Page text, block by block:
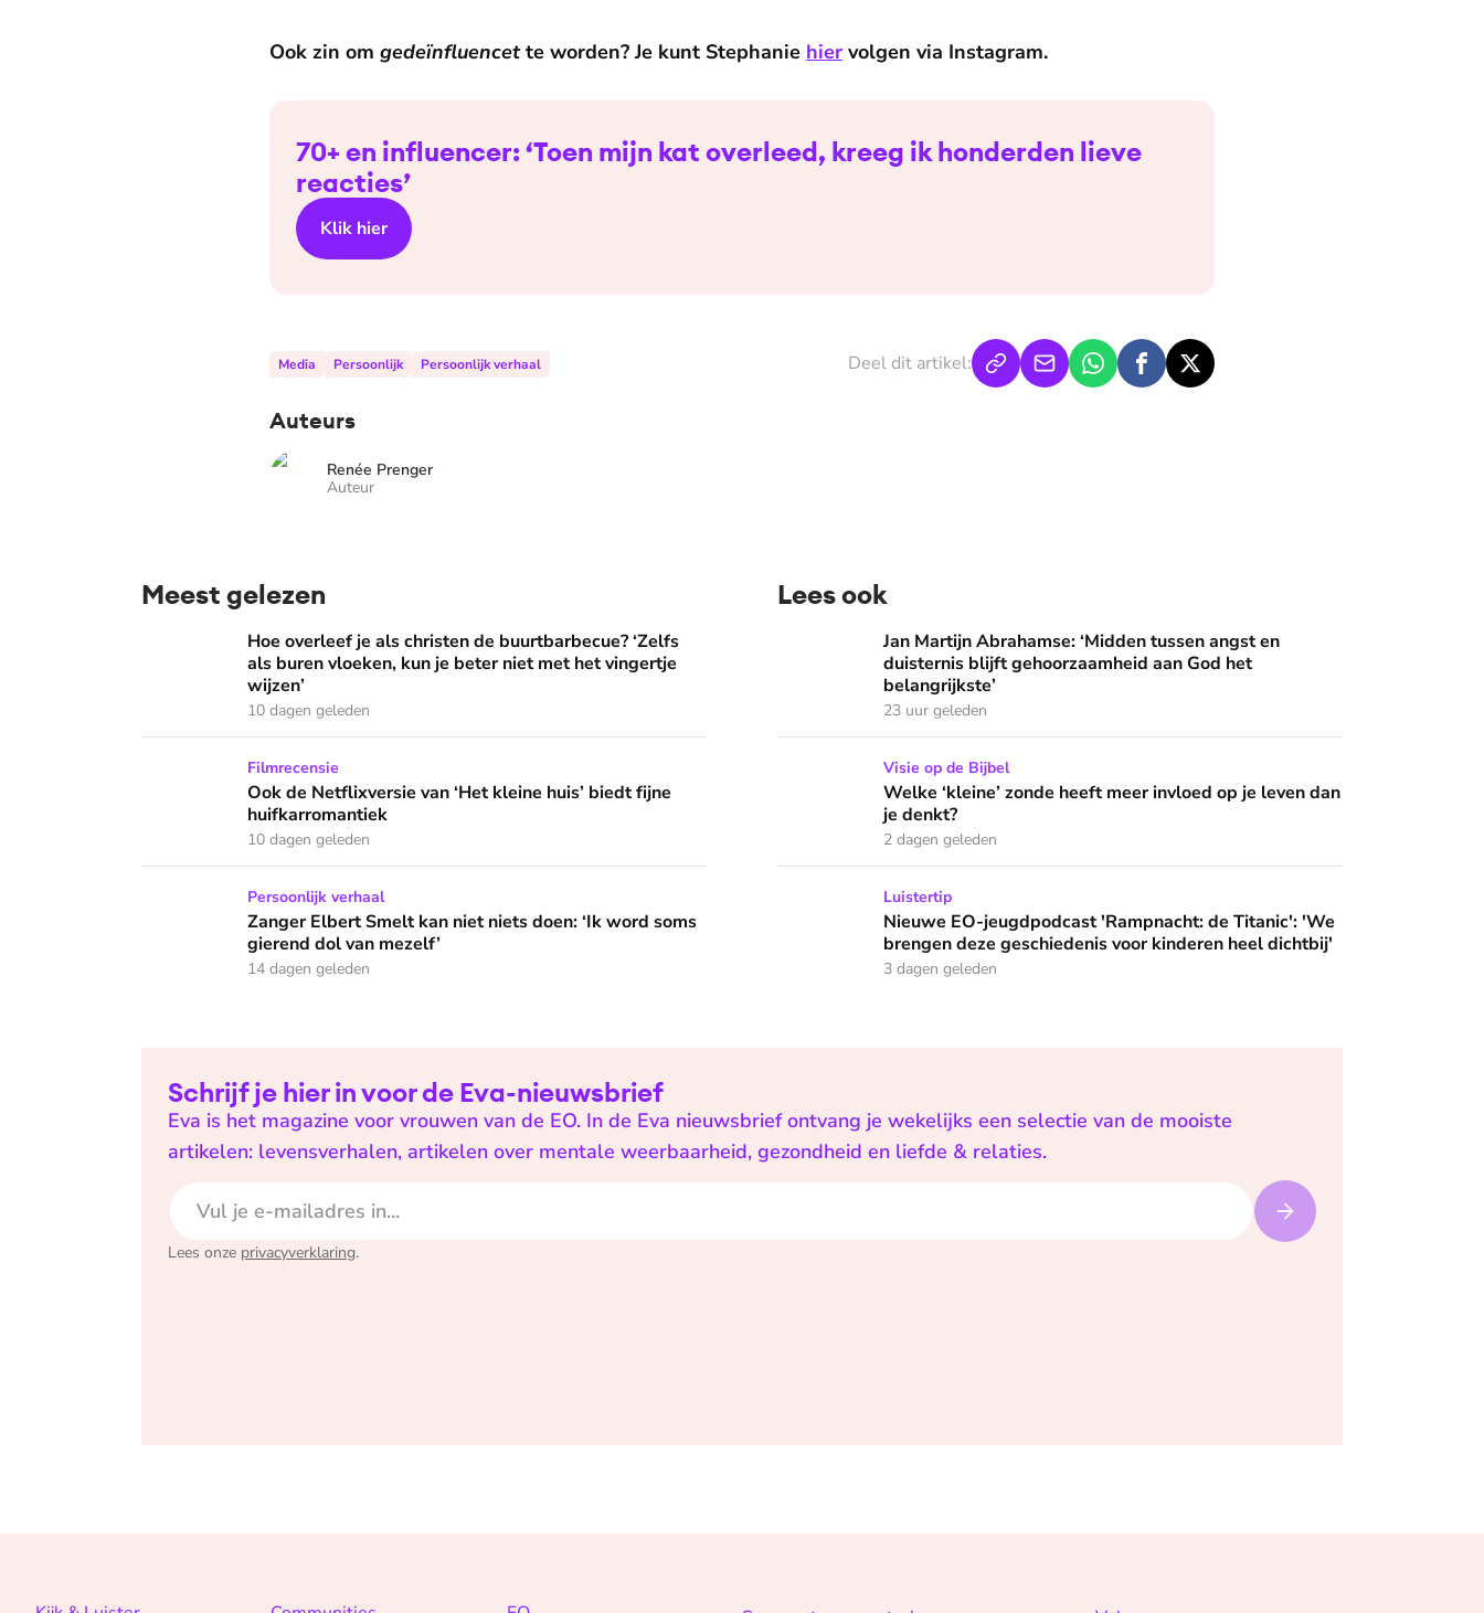
Ook zin om gedeïnfluencette worden? Je kunt Stephanie hier volgen via Instagram.
70+ en influencer: ‘Toen mijn kat overleed, kreeg ik honderden lieve
reacties’
Klik hier
Media Persoonlijk Persoonlijk verhaal Deel dit artikel:
Auteurs
Renée Prenger
Auteur
Meest gelezen
Hoe overleef je als christen de buurtbarbecue? ‘Zelfs als buren vloeken, kun je beter niet met het vingertje wijzen’
Hoe overleef je als christen de buurtbarbecue? ‘Zelfs
als buren vloeken, kun je beter niet met het vingertje
wijzen’
10 dagen geleden
Ook de Netflixversie van ‘Het kleine huis’ biedt fijne huifkarromantiek
Filmrecensie
Ook de Netflixversie van ‘Het kleine huis’ biedt fijne
huifkarromantiek
10 dagen geleden
Zanger Elbert Smelt kan niet niets doen: ‘Ik word soms gierend dol van mezelf’
Persoonlijk verhaal
Zanger Elbert Smelt kan niet niets doen: ‘Ik word soms
gierend dol van mezelf’
14 dagen geleden
Lees ook
Jan Martijn Abrahamse: ‘Midden tussen angst en duisternis blijft gehoorzaamheid aan
Jan Martijn Abrahamse: ‘Midden tussen angst en
duisternis blijft gehoorzaamheid aan God het
belangrijkste’
23 uur geleden
Welke ‘kleine’ zonde heeft meer invloed op je leven dan je denkt?
Visie op de Bijbel
Welke ‘kleine’ zonde heeft meer invloed op je leven dan
je denkt?
2 dagen geleden
Nieuwe EO-jeugdpodcast 'Rampnacht: de Titanic': 'We brengen deze geschiedenis voor
Luistertip
Nieuwe EO-jeugdpodcast 'Rampnacht: de Titanic': 'We
brengen deze geschiedenis voor kinderen heel dichtbij'
3 dagen geleden
Schrijf je hier in voor de Eva-nieuwsbrief
Eva is het magazine voor vrouwen van de EO. In de Eva nieuwsbrief ontvang je wekelijks een selectie van de mooiste
artikelen: levensverhalen, artikelen over mentale weerbaarheid, gezondheid en liefde & relaties.
Lees onze privacyverklaring.